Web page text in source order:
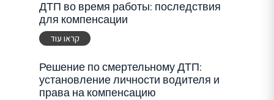
ДТП во время работы: последствия
для компенсации
קראו עוד
Решение по смертельному ДТП:
установление личности водителя и
права на компенсацию